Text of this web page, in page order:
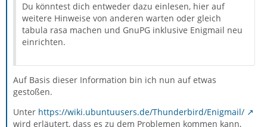
Du könntest dich entweder dazu einlesen, hier auf
weitere Hinweise von anderen warten oder gleich
tabula rasa machen und GnuPG inklusive Enigmail neu
einrichten.
Auf Basis dieser Information bin ich nun auf etwas
gestoßen.
Unter https://wiki.ubuntuusers.de/Thunderbird/Enigmail/
wird erläutert, dass es zu dem Problemen kommen kann,